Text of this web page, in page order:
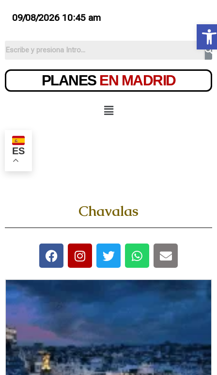
09/08/2026 10:45 am
PLANES EN MADRID
ES
Chavalas